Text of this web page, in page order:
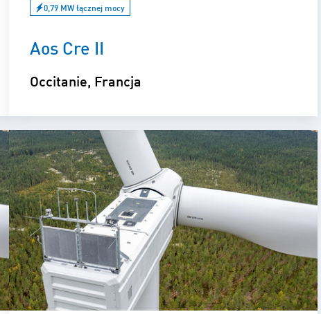
0,79 MW łącznej mocy
Aos Cre II
Occitanie, Francja